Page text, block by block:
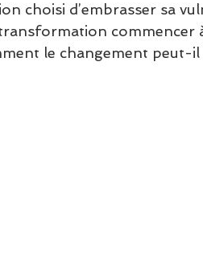
choisi d’embrasser sa
commencer
le changement peut-